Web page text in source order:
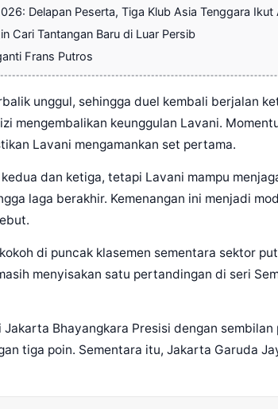
Delapan Peserta, Tiga Klub Asia Tenggara Ikut
Cari Tantangan Baru di Luar Persib
Frans Putros
unggul, sehingga duel kembali berjalan
mengembalikan keunggulan Lavani.
Lavani mengamankan set pertama.
dan ketiga, tetapi Lavani mampu
laga berakhir. Kemenangan ini menjadi
di puncak klasemen sementara sektor
menyisakan satu pertandingan di seri
Bhayangkara Presisi dengan
tiga poin. Sementara itu, Jakarta Garuda